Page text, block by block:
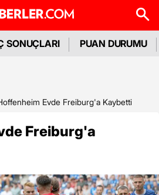
SONUÇLARI PUAN DURUMU
Evde Freiburg'a Kaybetti
Freiburg'a